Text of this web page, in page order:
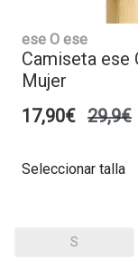
ese O ese
Camiseta ese
Mujer
17,90€ 29,9€
Seleccionar talla
S